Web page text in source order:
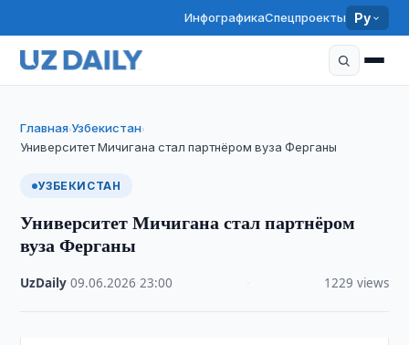
ИнфографикаСпецпроекты Ру
Главная›Узбекистан›
Университет Мичигана стал партнёром вуза Ферганы
УЗБЕКИСТАН
Университет Мичигана стал партнёром
вуза Ферганы
UzDaily ·09.06.2026 ·23:00 1229 views